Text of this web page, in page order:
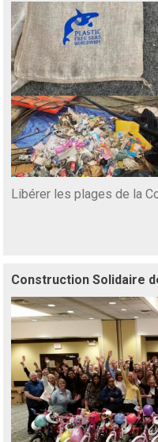
Libérer les plages de la
Construction Solidaire